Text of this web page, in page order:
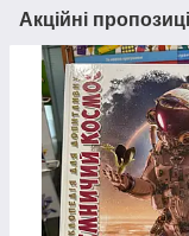
Акційні